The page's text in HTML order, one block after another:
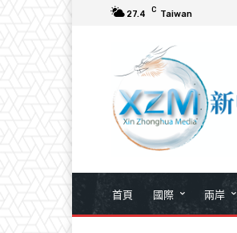
27.4 C Taiwan
首頁 國際 兩岸